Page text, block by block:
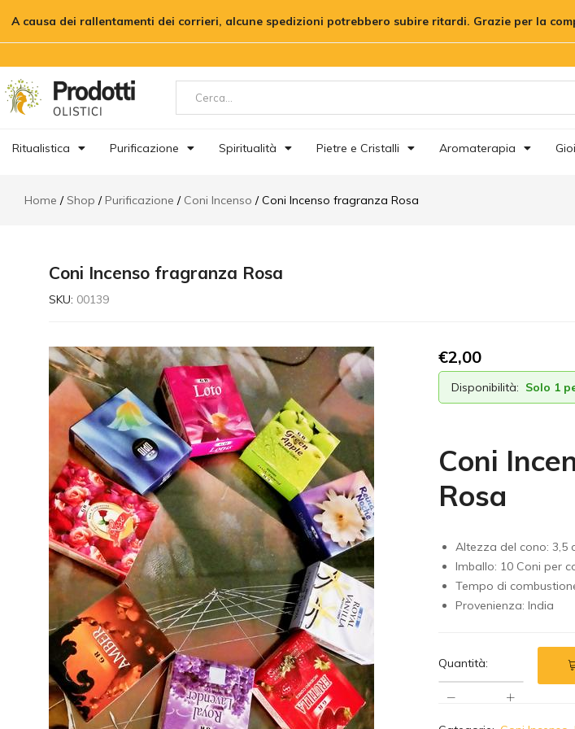
A causa dei rallentamenti dei corrieri, alcune spedizioni potrebbero subire ritardi. Grazie per la
Ritualistica Purificazione Spiritualità Pietre e Cristalli Aromaterapia
Home Shop Purificazione Coni Incenso Coni Incenso fragranza Rosa
Coni Incenso fragranza Rosa
SKU: 00139
€2,00
Disponibilità: Solo 1
Coni
Rosa
Altezza del cono: 3,5
Imballo: 10 Coni per
Tempo di
Provenienza: India
Quantità:
Coni Incenso fragranza Rosa
Descrizione Informazioni aggiuntive